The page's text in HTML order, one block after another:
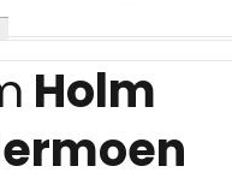
Holm